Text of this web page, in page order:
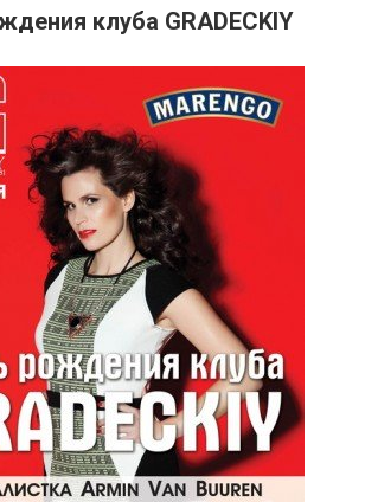
клуба GRADECKIY